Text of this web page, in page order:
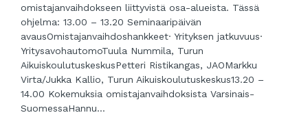
omistajanvaihdokseen liittyvistä osa-alueista. Tässä
ohjelma: 13.00 – 13.20 Seminaaripäivän
avausOmistajanvaihdoshankkeet· Yrityksen jatkuvuus·
YritysavohautomoTuula Nummila, Turun
AikuiskoulutuskeskusPetteri Ristikangas, JAOMarkku
Virta/Jukka Kallio, Turun Aikuiskoulutuskeskus13.20 –
14.00 Kokemuksia omistajanvaihdoksista Varsinais-
SuomessaHannu...